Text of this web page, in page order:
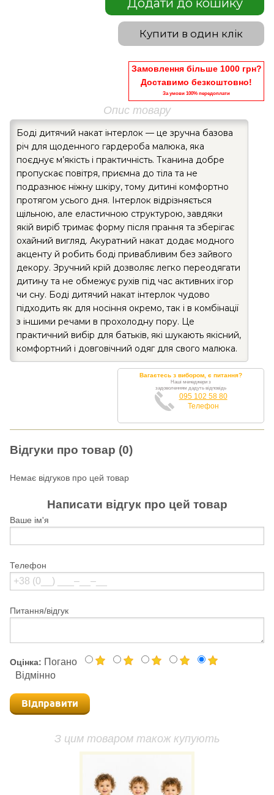
Додати до кошику
Купити в один клік
Замовлення більше 1000 грн?
Доставимо безкоштовно!
За умови 100% передоплати
Опис товару
Боді дитячий накат інтерлок — це зручна базова
річ для щоденного гардероба малюка, яка
поєднує м’якість і практичність. Тканина добре
пропускає повітря, приємна до тіла та не
подразнює ніжну шкіру, тому дитині комфортно
протягом усього дня. Інтерлок відрізняється
щільною, але еластичною структурою, завдяки
якій виріб тримає форму після прання та зберігає
охайний вигляд. Акуратний накат додає модного
акценту й робить боді привабливим без зайвого
декору. Зручний крій дозволяє легко переодягати
дитину та не обмежує рухів під час активних ігор
чи сну. Боді дитячий накат інтерлок чудово
підходить як для носіння окремо, так і в комбінації
з іншими речами в прохолодну пору. Це
практичний вибір для батьків, які шукають якісний,
комфортний і довговічний одяг для свого малюка.
Вагаєтесь з вибором, є питання?
Наші менеджери з
задоволенням дадуть відповідь
095 102 58 80
Телефон
Відгуки про товар (0)
Немає відгуков про цей товар
Написати відгук про цей товар
Ваше ім'я
Телефон
Питання/відгук
Оцінка: Погано
Відмінно
Відправити
З цим товаром також купують